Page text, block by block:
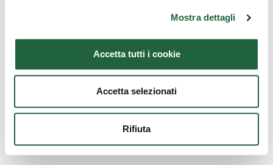
Mostra dettagli
Accetta tutti i cookie
Accetta selezionati
Rifiuta